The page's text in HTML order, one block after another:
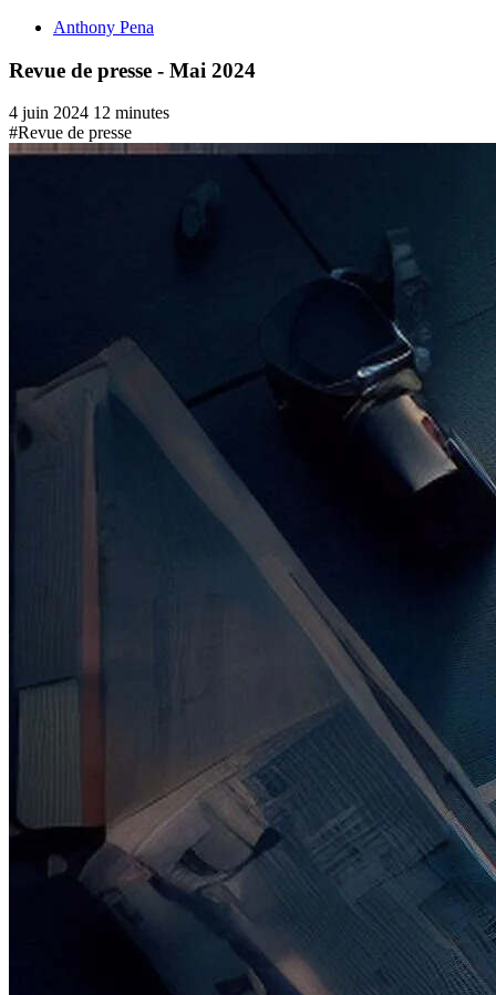
Anthony Pena
Revue de presse - Mai 2024
4 juin 2024 12 minutes
#Revue de presse